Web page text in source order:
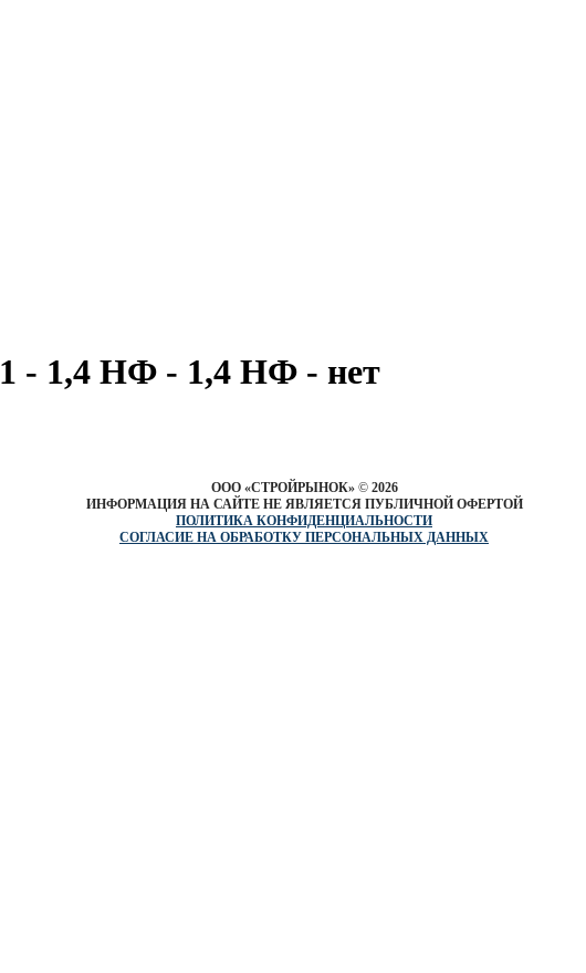
- 1,4 НФ - 1,4 НФ - нет
ООО «СТРОЙРЫНОК» © 2026
ИНФОРМАЦИЯ НА САЙТЕ НЕ ЯВЛЯЕТСЯ ПУБЛИЧНОЙ ОФЕРТОЙ
ПОЛИТИКА КОНФИДЕНЦИАЛЬНОСТИ
СОГЛАСИЕ НА ОБРАБОТКУ ПЕРСОНАЛЬНЫХ ДАННЫХ